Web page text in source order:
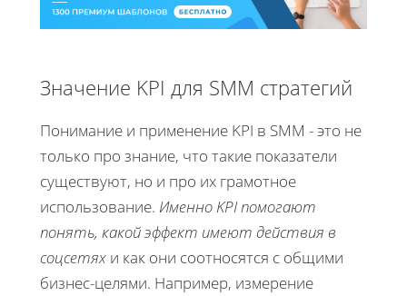
Значение KPI для SMM стратегий
Понимание и применение KPI в SMM - это не
только про знание, что такие показатели
существуют, но и про их грамотное
использование. Именно KPI помогают
понять, какой эффект имеют действия в
соцсетях и как они соотносятся с общими
бизнес-целями. Например, измерение